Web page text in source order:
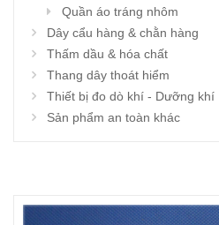
Quần áo tráng nhôm
Dây cẩu hàng & chằn hàng
Thấm dầu & hóa chất
Thang dây thoát hiểm
Thiết bị đo dò khí - Dưỡng khí
Sản phẩm an toàn khác